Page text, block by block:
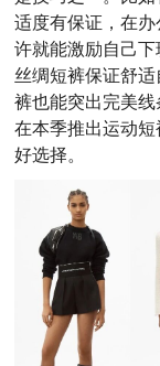
适度有保证，在
许就能激励自己下
丝绸短裤保证舒适
裤也能突出完美线
在本季推出运动
好选择。